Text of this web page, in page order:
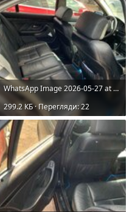
WhatsApp Image 2026-05-27 at 16.47.29 (3).jpeg
299.2 КБ · Перегляди: 22